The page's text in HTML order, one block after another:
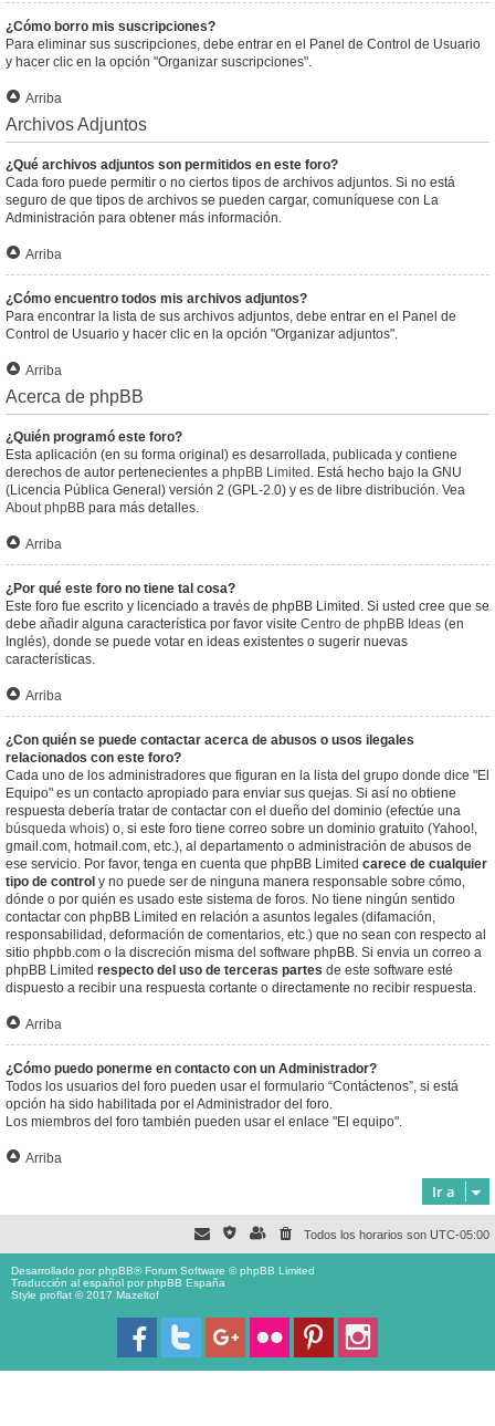
¿Cómo borro mis suscripciones?
Para eliminar sus suscripciones, debe entrar en el Panel de Control de Usuario
y hacer clic en la opción "Organizar suscripciones".
Arriba
Archivos Adjuntos
¿Qué archivos adjuntos son permitidos en este foro?
Cada foro puede permitir o no ciertos tipos de archivos adjuntos. Si no está
seguro de que tipos de archivos se pueden cargar, comuníquese con La
Administración para obtener más información.
Arriba
¿Cómo encuentro todos mis archivos adjuntos?
Para encontrar la lista de sus archivos adjuntos, debe entrar en el Panel de
Control de Usuario y hacer clic en la opción "Organizar adjuntos".
Arriba
Acerca de phpBB
¿Quién programó este foro?
Esta aplicación (en su forma original) es desarrollada, publicada y contiene
derechos de autor pertenecientes a phpBB Limited . Está hecho bajo la GNU
(Licencia Pública General) versión 2 (GPL-2.0) y es de libre distribución. Vea
About phpBB para más detalles.
Arriba
¿Por qué este foro no tiene tal cosa?
Este foro fue escrito y licenciado a través de phpBB Limited. Si usted cree que se
debe añadir alguna característica por favor visite Centro de phpBB Ideas (en
Inglés), donde se puede votar en ideas existentes o sugerir nuevas
características.
Arriba
¿Con quién se puede contactar acerca de abusos o usos ilegales
relacionados con este foro?
Cada uno de los administradores que figuran en la lista del grupo donde dice "El
Equipo" es un contacto apropiado para enviar sus quejas. Si así no obtiene
respuesta debería tratar de contactar con el dueño del dominio (efectúe una
búsqueda whois) o, si este foro tiene correo sobre un dominio gratuito (Yahoo!,
gmail.com, hotmail.com, etc.), al departamento o administración de abusos de
ese servicio. Por favor, tenga en cuenta que phpBB Limited carece de cualquier
tipo de control y no puede ser de ninguna manera responsable sobre cómo,
dónde o por quién es usado este sistema de foros. No tiene ningún sentido
contactar con phpBB Limited en relación a asuntos legales (difamación,
responsabilidad, deformación de comentarios, etc.) que no sean con respecto al
sitio phpbb.com o la discreción misma del software phpBB. Si envia un correo a
phpBB Limited respecto del uso de terceras partes de este software esté
dispuesto a recibir una respuesta cortante o directamente no recibir respuesta.
Arriba
¿Cómo puedo ponerme en contacto con un Administrador?
Todos los usuarios del foro pueden usar el formulario “Contáctenos”, si está
opción ha sido habilitada por el Administrador del foro.
Los miembros del foro también pueden usar el enlace "El equipo".
Arriba
Ir a
Todos los horarios son UTC-05:00
Desarrollado porphpBB® Forum Software © phpBB Limited
Traducción al español porphpBB España
Style proflat © 2017 Mazeltof